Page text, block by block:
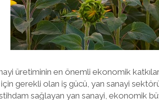
üretiminin en önemli ekonomik
için gerekli olan iş gücü, yan sanayi
sağlayan yan sanayi, ekonomik